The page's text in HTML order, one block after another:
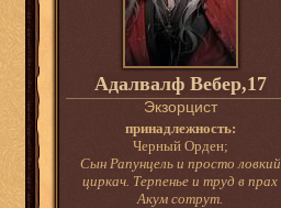
Адалвалф Вебер,17
Экзорцист
принадлежность:
Черный Орден;
Сын Рапунцель и просто ловкий
циркач. Терпенье и труд в прах
Акум сотрут.